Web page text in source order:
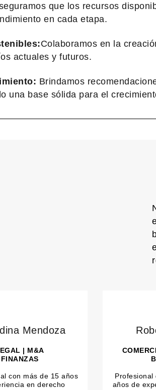
que los recursos
en cada etapa.
Colaboramos en la
actuales y futuros.
Brindamos
una base sólida para el
Mendoza
| M&A
FINANZAS
con más de 15 años
en derecho
Profesional
años de